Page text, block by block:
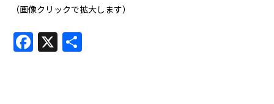
（画像クリックで拡大します）
Facebook
X 共
有